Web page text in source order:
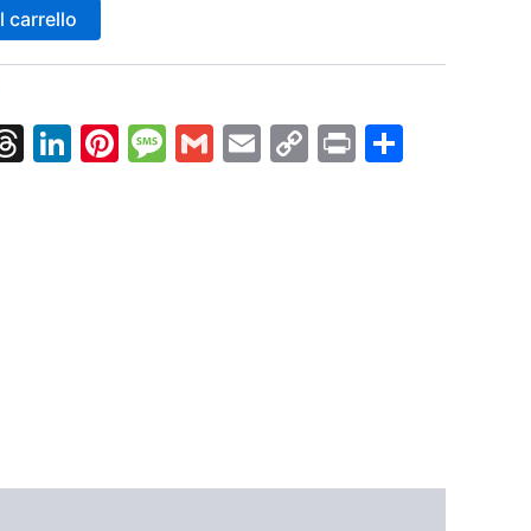
carrello
Threads
LinkedIn
Pinterest
Message
GmailEmailCopy
Print